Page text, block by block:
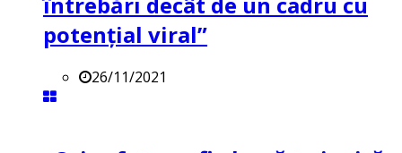
potenţial viral”
26/11/2021